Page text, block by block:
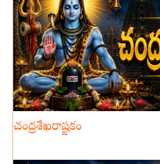
చంద్రశేఖరాష్టకం